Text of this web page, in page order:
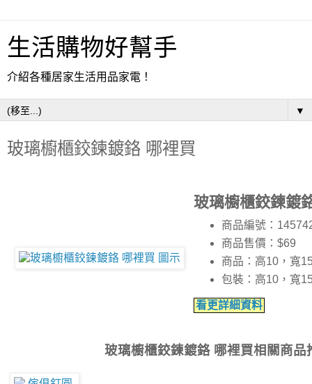
生活購物好幫手
介紹各種居家生活用品家電！
▼
玻璃櫥櫃鉸鍊鍍鉻 哪裡買
玻璃櫥櫃鉸鍊鍍
商品編號：
商品售價：$69
商品：高10，寬
包裝：高10，寬
看更詳細資料
玻璃櫥櫃鉸鍊鍍鉻 哪裡買相關商品